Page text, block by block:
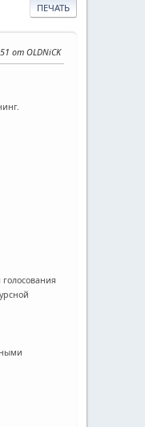
ПЕЧАТЬ
от OLDNiCK